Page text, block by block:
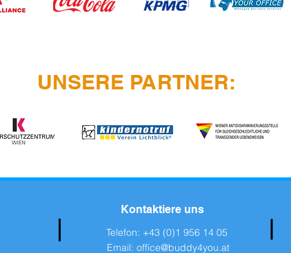
UNSERE PARTNER:
Kontaktiere uns
Telefon: +43 (0)1 956 14 05
Email: office@buddy4you.at